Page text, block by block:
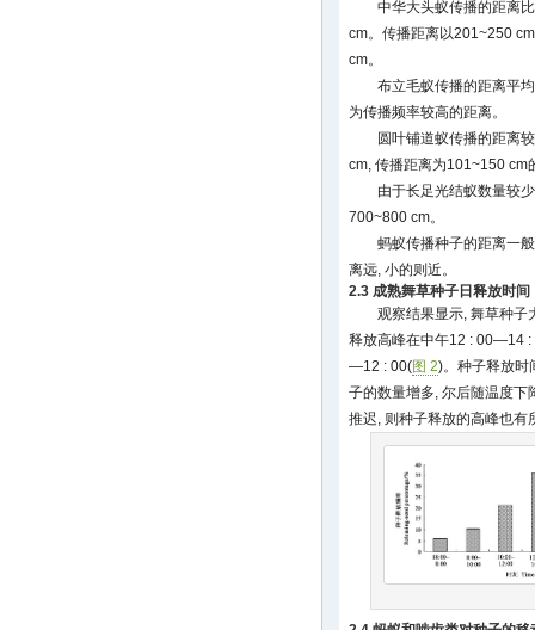
中华大头蚁传播的距离
cm。传播距离以201~250
cm。
布立毛蚁传播的距离平
为传播频率较高的距离。
圆叶铺道蚁传播的距离
cm, 传播距离为101~150 cm
由于长足光结蚁数量较
700~800 cm。
蚂蚁传播种子的距离一
离远, 小的则近。
2.3 成熟舞草种子日释放时间
观察结果显示, 舞草种子
释放高峰在中午12 : 00—14 :
—12 : 00(图 2)。种子释放时
子的数量增多, 尔后随温度下
推迟, 则种子释放的高峰也有